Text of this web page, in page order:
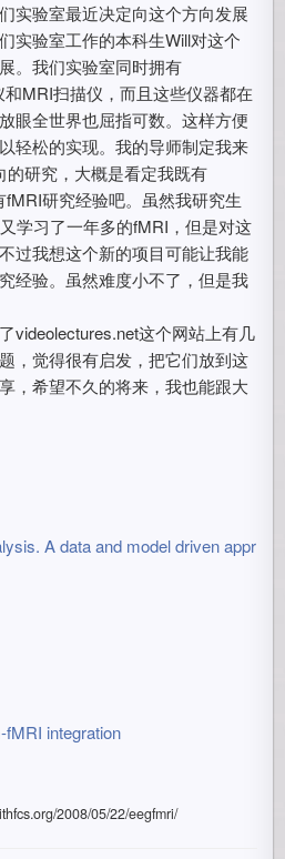
实验室最近决定向这个方向发展
实验室工作的本科生Will对这个
。我们实验室同时拥有
MRI扫描仪，而且这些仪器都在
眼全世界也屈指可数。这样方便
轻松的实现。我的导师制定我来
的研究，大概是看定我既有
研究经验吧。虽然我研究生
学习了一年多的fMRI，但是对这
过我想这个新的项目可能让我能
经验。虽然难度小不了，但是我
videolectures.net这个网站上有几
，觉得很有启发，把它们放到这
，希望不久的将来，我也能跟大
A data and model driven appr
integration
2008/05/22/eegfmri/